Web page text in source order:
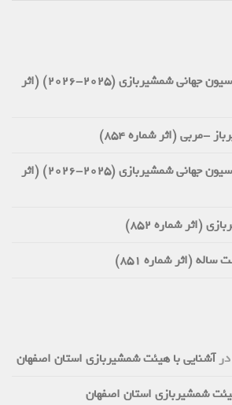
قوانین تکنیکی فدراسیون جهانی شمشیربازی (2025-2026) (اثر
-مربی (اثر شماره 854)
قوانین تکنیکی فدراسیون جهانی شمشیربازی (2025-2026) (اثر
(اثر شماره 852)
(اثر شماره 851)
درآشنایی با هیئت شمشیربازی استان اصفهان
شمشیربازی استان اصفهان